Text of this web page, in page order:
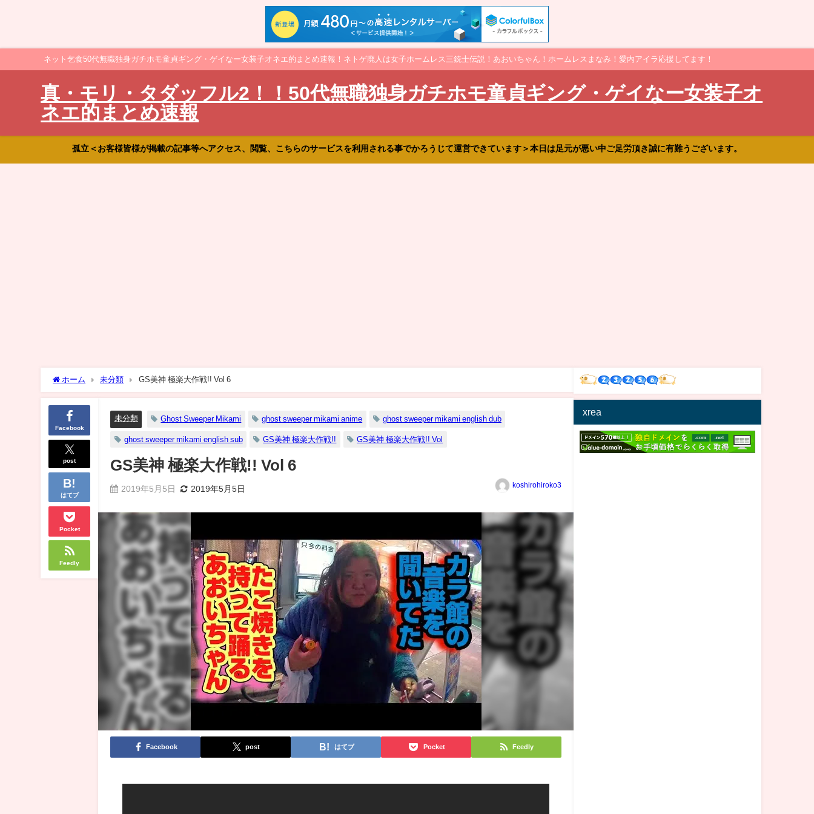
ネット乞食50代無職独身ガチホモ童貞ギング・ゲイなー女装子オネエ的まとめ速報！ネトゲ廃人は女子ホームレス三銃士伝説！あおいちゃん！ホームレスまなみ！愛内アイラ応援してます！
真・モリ・タダッフル2！！50代無職独身ガチホモ童貞ギング・ゲイなー女装子オ
ネエ的まとめ速報
孤立＜お客様皆様が掲載の記事等へアクセス、閲覧、こちらのサービスを利用される事でかろうじて運営できています＞本日は足元が悪い中ご足労頂き誠に有難うございます。
ホーム 未分類 GS美神 極楽大作戦!! Vol 6
Facebook
post
はてブ
Pocket
Feedly
未分類 Ghost Sweeper Mikami ghost sweeper mikami anime ghost sweeper mikami english dub
ghost sweeper mikami english sub GS美神 極楽大作戦!! GS美神 極楽大作戦!! Vol
GS美神 極楽大作戦!! Vol 6
2019年5月5日 2019年5月5日 koshirohiroko3
Facebook post はてブ Pocket Feedly
xrea